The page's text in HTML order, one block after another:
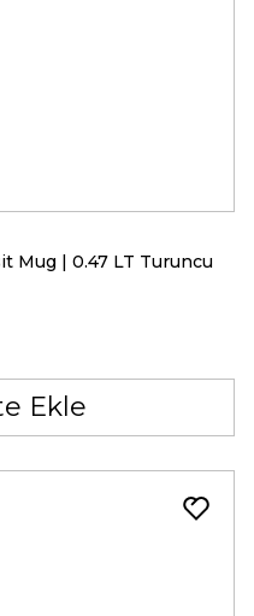
Mug | 0.47 LT Turuncu
Ekle